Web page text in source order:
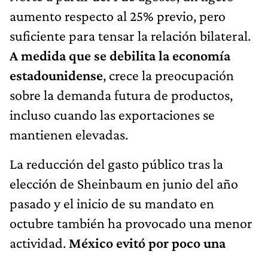
aumento respecto al 25% previo, pero
suficiente para tensar la relación bilateral.
A medida que se debilita la economía
estadounidense, crece la preocupación
sobre la demanda futura de productos,
incluso cuando las exportaciones se
mantienen elevadas.
La reducción del gasto público tras la
elección de Sheinbaum en junio del año
pasado y el inicio de su mandato en
octubre también ha provocado una menor
actividad. México evitó por poco una